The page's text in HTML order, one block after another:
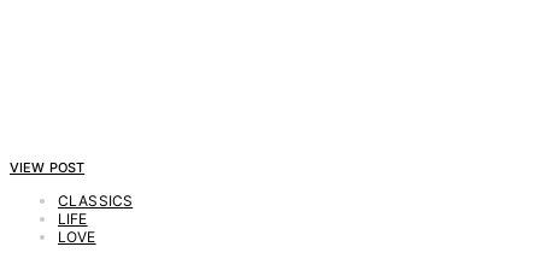
VIEW POST
CLASSICS
LIFE
LOVE